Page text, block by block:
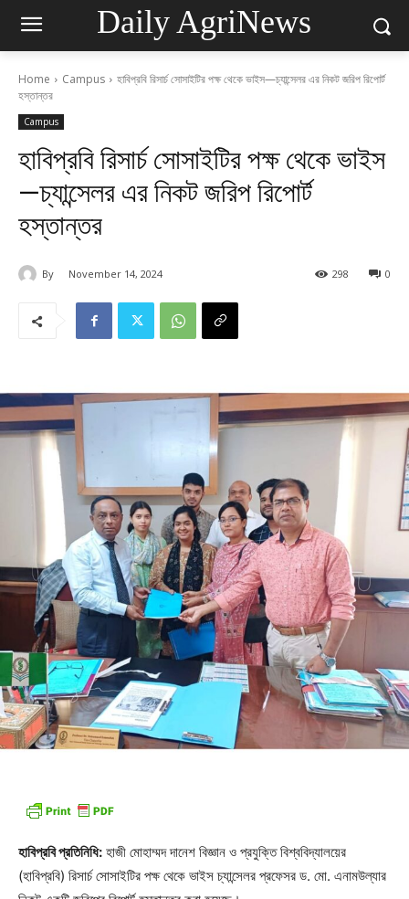
Daily AgriNews
Home Campus
হাবিপ্রবি রিসার্চ সোসাইটির পক্ষ থেকে ভাইস—চ্যান্সেলর এর নিকট জরিপ রিপোর্ট
হস্তান্তর
Campus
হাবিপ্রবি রিসার্চ সোসাইটির পক্ষ থেকে ভাইস
—চ্যান্সেলর এর নিকট জরিপ রিপোর্ট
হস্তান্তর
By November 14, 2024 0
298
হাবিপ্রবি প্রতিনিধি: হাজী মোহাম্মদ দানেশ বিজ্ঞান ও প্রযুক্তি বিশ্ববিদ্যালয়ের
(হাবিপ্রবি) রিসার্চ সোসাইটির পক্ষ থেকে ভাইস চ্যান্সেলর প্রফেসর ড. মো. এনামউল্যার